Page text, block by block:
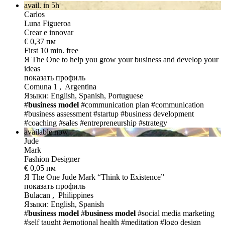
avail. in 5h
Carlos
Luna Figueroa
Crear e innovar
€ 0,37 пм
First 10 min. free
Я The One to help you grow your business and develop your
ideas
показать профиль
Comuna 1 , Argentina
Языки: English, Spanish, Portuguese
#business model #communication plan #communication
#business assessment #startup #business development
#coaching #sales #entrepreneurship #strategy
available now
Jude
Mark
Fashion Designer
€ 0,05 пм
Я The One Jude Mark “Think to Existence”
показать профиль
Bulacan , Philippines
Языки: English, Spanish
#business model #business model #social media marketing
#self taught #emotional health #meditation #logo design